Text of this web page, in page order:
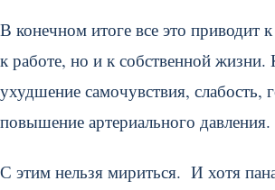
В конечном итоге все это приводит
к работе, но и к собственной
ухудшение самочувствия, слабость,
повышение артериального давления.
С этим нельзя мириться. И хотя